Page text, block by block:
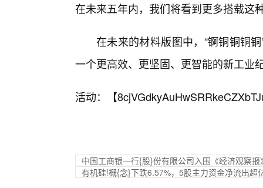
在未来五年内，我们将看到更多搭载这
在未来的材料版图中，“锕铜铜铜
一个更高效、更坚固、更智能的新工业
活动：【
中国工商银—行{股}份有限公司入围《经济观察
有机硅!概{念}下跌6.57%，5股主力资金净流出超